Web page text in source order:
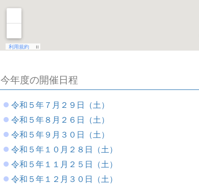
今年度の開催日程
令和５年７月２９日（土）
令和５年８月２６日（土）
令和５年９月３０日（土）
令和５年１０月２８日（土）
令和５年１１月２５日（土）
令和５年１２月３０日（土）